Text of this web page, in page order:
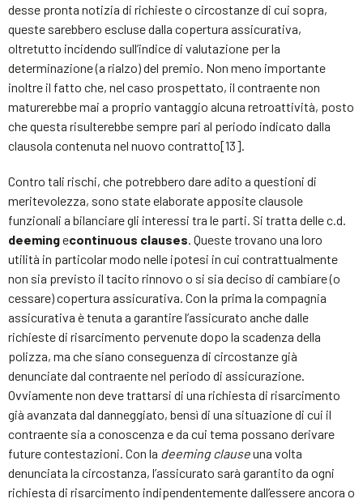
desse pronta notizia di richieste o circostanze di cui sopra,
queste sarebbero escluse dalla copertura assicurativa,
oltretutto incidendo sull’indice di valutazione per la
determinazione (a rialzo) del premio. Non meno importante
inoltre il fatto che, nel caso prospettato, il contraente non
maturerebbe mai a proprio vantaggio alcuna retroattività, posto
che questa risulterebbe sempre pari al periodo indicato dalla
clausola contenuta nel nuovo contratto[13].
Contro tali rischi, che potrebbero dare adito a questioni di
meritevolezza, sono state elaborate apposite clausole
funzionali a bilanciare gli interessi tra le parti. Si tratta delle c.d.
deemingecontinuous clauses. Queste trovano una loro
utilità in particolar modo nelle ipotesi in cui contrattualmente
non sia previsto il tacito rinnovo o si sia deciso di cambiare (o
cessare) copertura assicurativa. Con la prima la compagnia
assicurativa è tenuta a garantire l’assicurato anche dalle
richieste di risarcimento pervenute dopo la scadenza della
polizza, ma che siano conseguenza di circostanze già
denunciate dal contraente nel periodo di assicurazione.
Ovviamente non deve trattarsi di una richiesta di risarcimento
già avanzata dal danneggiato, bensì di una situazione di cui il
contraente sia a conoscenza e da cui tema possano derivare
future contestazioni. Con la deeming clauseuna volta
denunciata la circostanza, l’assicurato sarà garantito da ogni
richiesta di risarcimento indipendentemente dall’essere ancora o